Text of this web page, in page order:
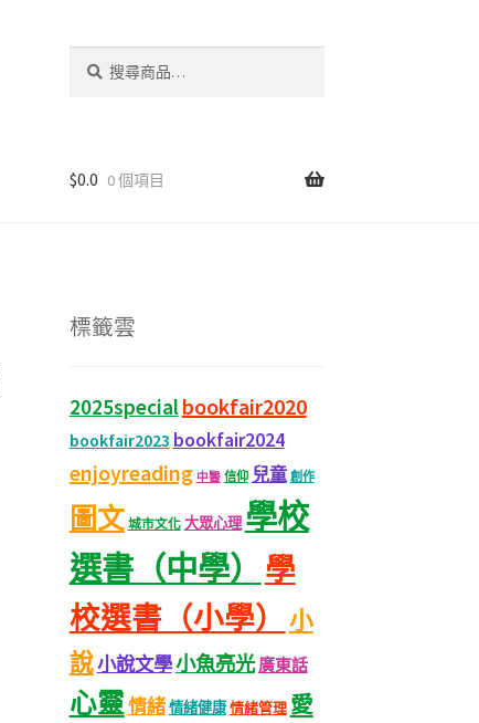
$0.0 0 個項目
標籤雲
2025specialbookfair2020
bookfair2023 bookfair2024
enjoyreading 中醫 信仰 兒童 創作
圖文 城市文化 大眾心理 學校
選書（中學）
學
校選書（小學）
小
說小說文學小魚亮光廣東話
心靈情緒情緒健康情緒管理 愛